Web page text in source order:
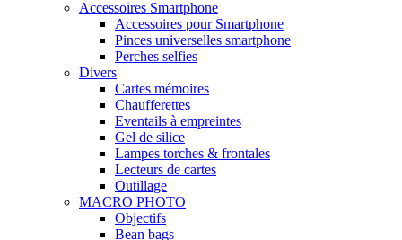
Accessoires Smartphone
Accessoires pour Smartphone
Pinces universelles smartphone
Perches selfies
Divers
Cartes mémoires
Chaufferettes
Eventails à empreintes
Gel de silice
Lampes torches & frontales
Lecteurs de cartes
Outillage
MACRO PHOTO
Objectifs
Bean bags